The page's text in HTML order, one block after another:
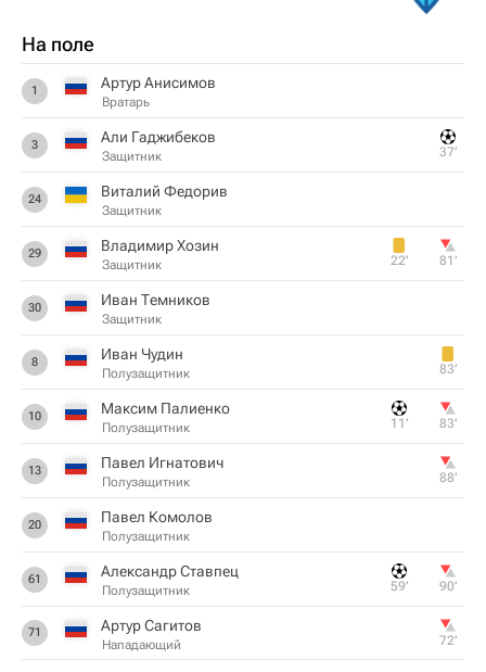
На поле
1 Артур Анисимов
Вратарь
3 Али Гаджибеков
Защитник 37‎’‎
24 Виталий Федорив
Защитник
29 Владимир Хозин
Защитник 22‎’‎ 81‎’‎
30 Иван Темников
Защитник
8 Иван Чудин
Полузащитник 83‎’‎
10 Максим Палиенко
Полузащитник 11‎’‎ 83‎’‎
13 Павел Игнатович
Полузащитник 88‎’‎
20 Павел Комолов
Полузащитник
61 Александр Ставпец
Полузащитник 59‎’‎ 90‎’‎
71 Артур Сагитов
Нападающий 72‎’‎